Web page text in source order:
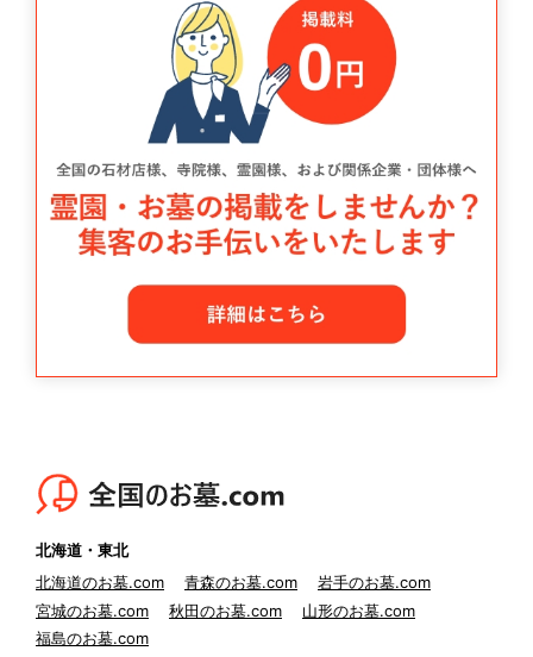
北海道・東北
北海道のお墓.com
青森のお墓.com
岩手のお墓.com
宮城のお墓.com
秋田のお墓.com
山形のお墓.com
福島のお墓.com